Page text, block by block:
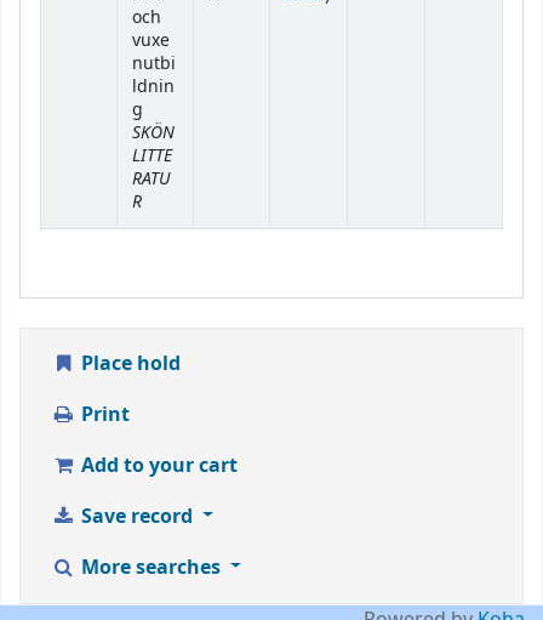
och
vuxe
nutbi
ldnin
g
SKÖN
LITTE
RATU
R
Place hold
Print
Add to your cart
Save record
More searches